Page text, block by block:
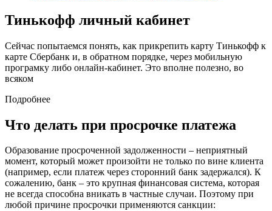
Тинькофф личный кабинет
Сейчас попытаемся понять, как прикрепить карту Тинькофф к
карте Сбербанк и, в обратном порядке, через мобильную
програмку либо онлайн-кабинет. Это вполне полезно, во
всяком
Подробнее
Что делать при просрочке платежа
Образование просроченной задолженности – неприятный
момент, который может произойти не только по вине клиента
(например, если платеж через сторонний банк задержался). К
сожалению, банк – это крупная финансовая система, которая
не всегда способна вникать в частные случаи. Поэтому при
любой причине просрочки применяются санкции: